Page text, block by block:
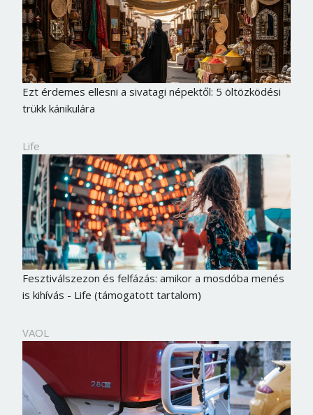
Ezt érdemes ellesni a sivatagi népektől: 5 öltözködési
trükk kánikulára
Life
Fesztiválszezon és felfázás: amikor a mosdóba menés
is kihívás - Life (támogatott tartalom)
VAOL